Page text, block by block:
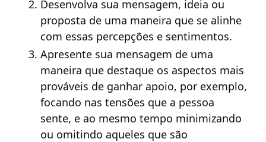
Desenvolva sua mensagem, ideia ou
proposta de uma maneira que se alinhe
com essas percepções e sentimentos.
Apresente sua mensagem de uma
maneira que destaque os aspectos mais
prováveis de ganhar apoio, por exemplo,
focando nas tensões que a pessoa
sente, e ao mesmo tempo minimizando
ou omitindo aqueles que são